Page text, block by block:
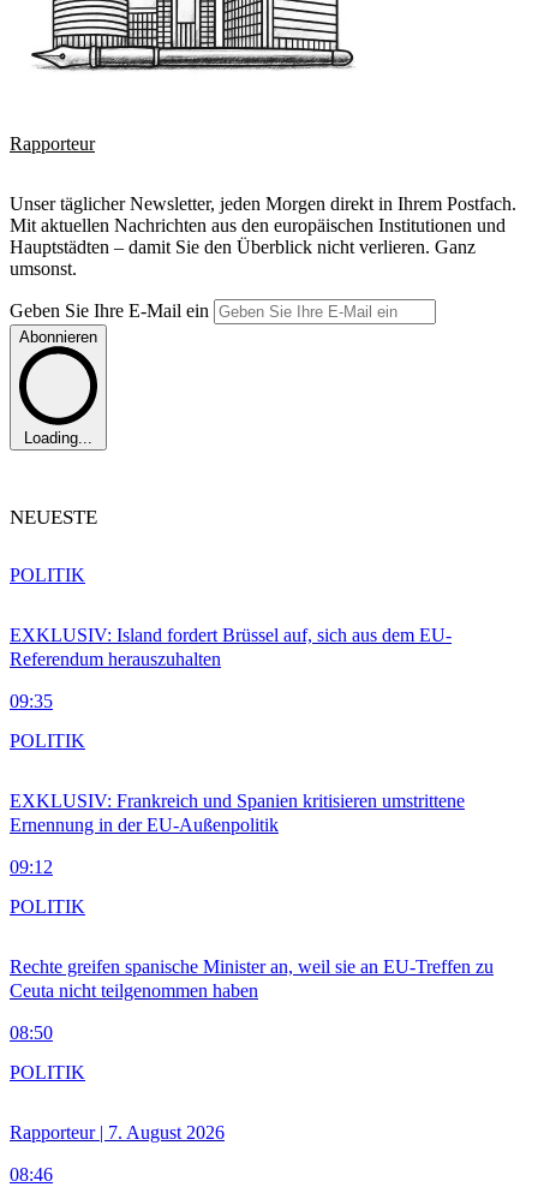
Rapporteur
Unser täglicher Newsletter, jeden Morgen direkt in Ihrem Postfach.
Mit aktuellen Nachrichten aus den europäischen Institutionen und
Hauptstädten – damit Sie den Überblick nicht verlieren. Ganz
umsonst.
Geben Sie Ihre E-Mail ein
Abonnieren
Loading...
NEUESTE
EXKLUSIV: Island fordert Brüssel auf, sich aus dem EU-
Referendum herauszuhalten
09:35
POLITIK
EXKLUSIV: Frankreich und Spanien kritisieren umstrittene
Ernennung in der EU-Außenpolitik
09:12
POLITIK
Rechte greifen spanische Minister an, weil sie an EU-Treffen zu
Ceuta nicht teilgenommen haben
08:50
POLITIK
Rapporteur | 7. August 2026
08:46
POLITIK